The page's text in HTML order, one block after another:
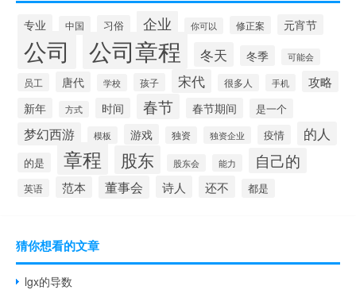
专业 中国 习俗 企业 你可以 修正案 元宵节
公司 公司章程 冬天 冬季 可能会
员工 唐代 学校 孩子 宋代 很多人 手机 攻略
新年 方式 时间 春节 春节期间 是一个
梦幻西游 模板 游戏 独资 独资企业 疫情 的人
的是 章程 股东 股东会 能力 自己的
英语 范本 董事会 诗人 还不 都是
猜你想看的文章
lgx的导数